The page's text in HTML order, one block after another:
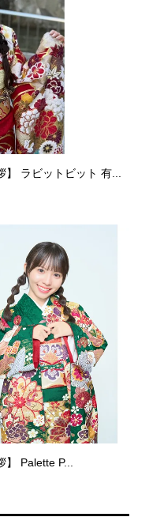
】 ラビットビット 有...
Palette P...